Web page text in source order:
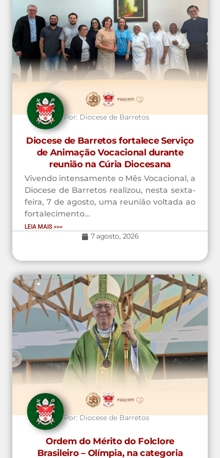
Por:Diocese de Barretos
Diocese de Barretos fortalece Serviço
de Animação Vocacional durante
reunião na Cúria Diocesana
Vivendo intensamente o Mês Vocacional, a
Diocese de Barretos realizou, nesta sexta-
feira, 7 de agosto, uma reunião voltada ao
fortalecimento...
LEIA MAIS >>>
7 agosto, 2026
Por:Diocese de Barretos
Ordem do Mérito do Folclore
Brasileiro – Olímpia, na categoria